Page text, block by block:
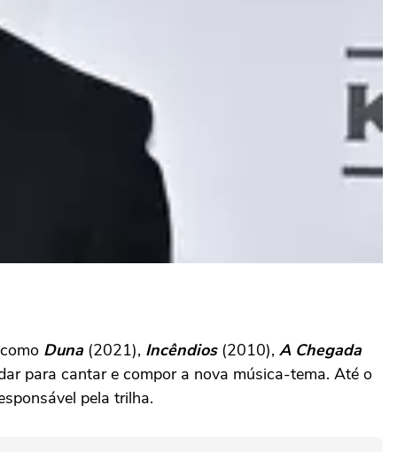
Duna(2021), Incêndios(2010), A Chegada
para cantar e compor a nova música-tema. Até o
pela trilha.